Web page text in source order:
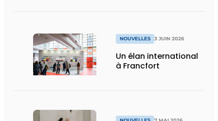
NOUVELLES 3 JUIN 2026
Un élan international
à Francfort